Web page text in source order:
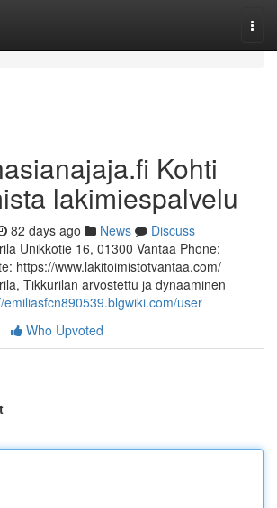
Kohti
lakimiespalvelu
82 days ago News
Discuss
Unikkotie 16, 01300 Vantaa Phone:
https://www.lakitoimistotvantaa.com/
Tikkurilan arvostettu ja dynaaminen
emiliasfcn890539.blgwiki.com/user
Who Upvoted